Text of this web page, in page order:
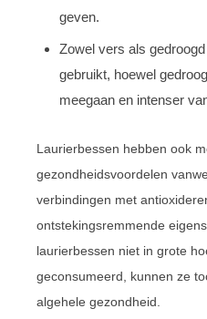
geven.
Zowel vers als
gebruikt, hoewel
meegaan en intenser
Laurierbessen hebben ook
gezondheidsvoordelen
verbindingen met
ontstekingsremmende
laurierbessen niet in grote
geconsumeerd, kunnen ze
algehele gezondheid.